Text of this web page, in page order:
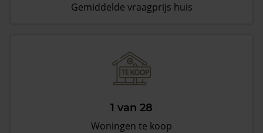
Gemiddelde vraagprijs huis
1 van 28
Woningen te koop